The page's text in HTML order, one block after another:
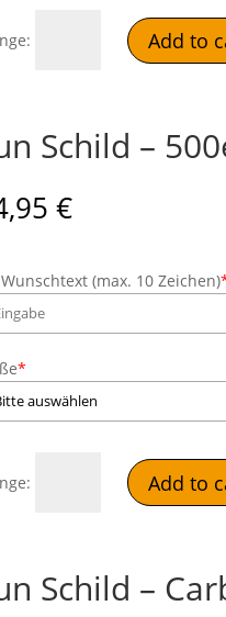
Add to
Schild –
€
(max. 10 Zeichen)
*
Add to
Schild –